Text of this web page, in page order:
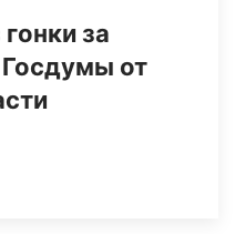
за
Госдумы от